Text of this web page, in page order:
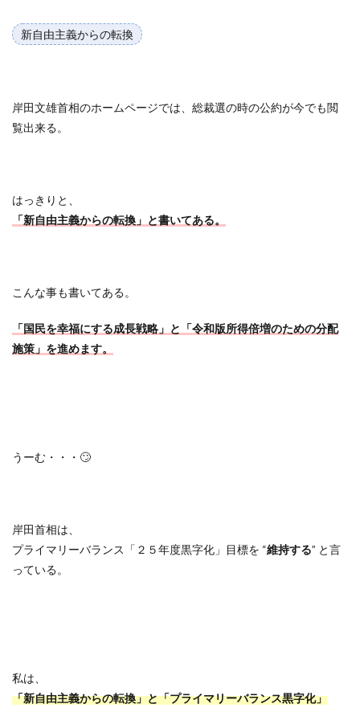
新自由主義からの転換
岸田文雄首相のホームページでは、総裁選の時の公約が今でも閲
覧出来る。
はっきりと、
「新自由主義からの転換」と書いてある。
こんな事も書いてある。
「国民を幸福にする成長戦略」と「令和版所得倍増のための分配
施策」を進めます。
うーむ・・・ 🙄
岸田首相は、
プライマリーバランス「２５年度黒字化」目標を “維持する” と言
っている。
私は、
「新自由主義からの転換」と「プライマリーバランス黒字化」